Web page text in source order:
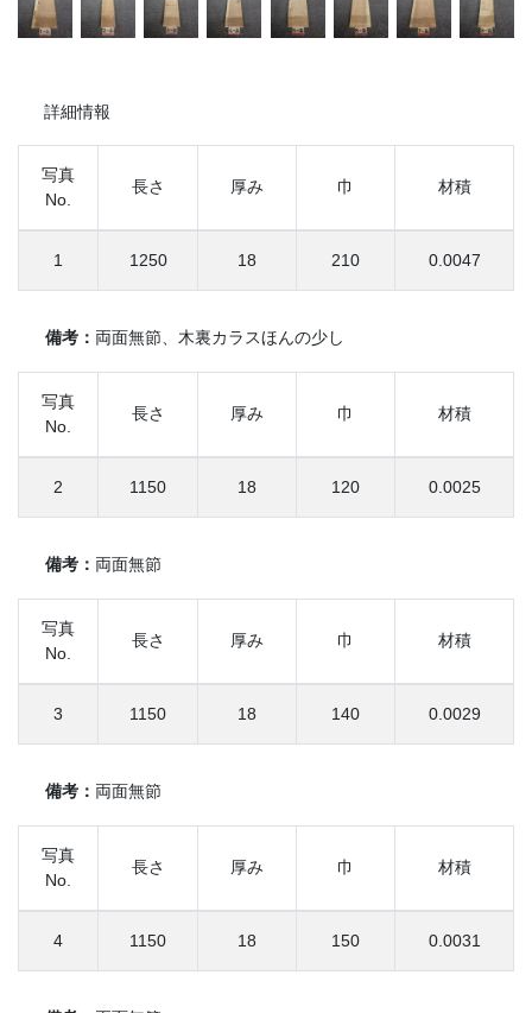
詳細情報
写真
No.
長さ 厚み 巾 材積
1 1250 18 210 0.0047
備考： 両面無節、木裏カラスほんの少し
写真
No.
長さ 厚み 巾 材積
2 1150 18 120 0.0025
備考： 両面無節
写真
No.
長さ 厚み 巾 材積
3 1150 18 140 0.0029
備考： 両面無節
写真
No.
長さ 厚み 巾 材積
4 1150 18 150 0.0031